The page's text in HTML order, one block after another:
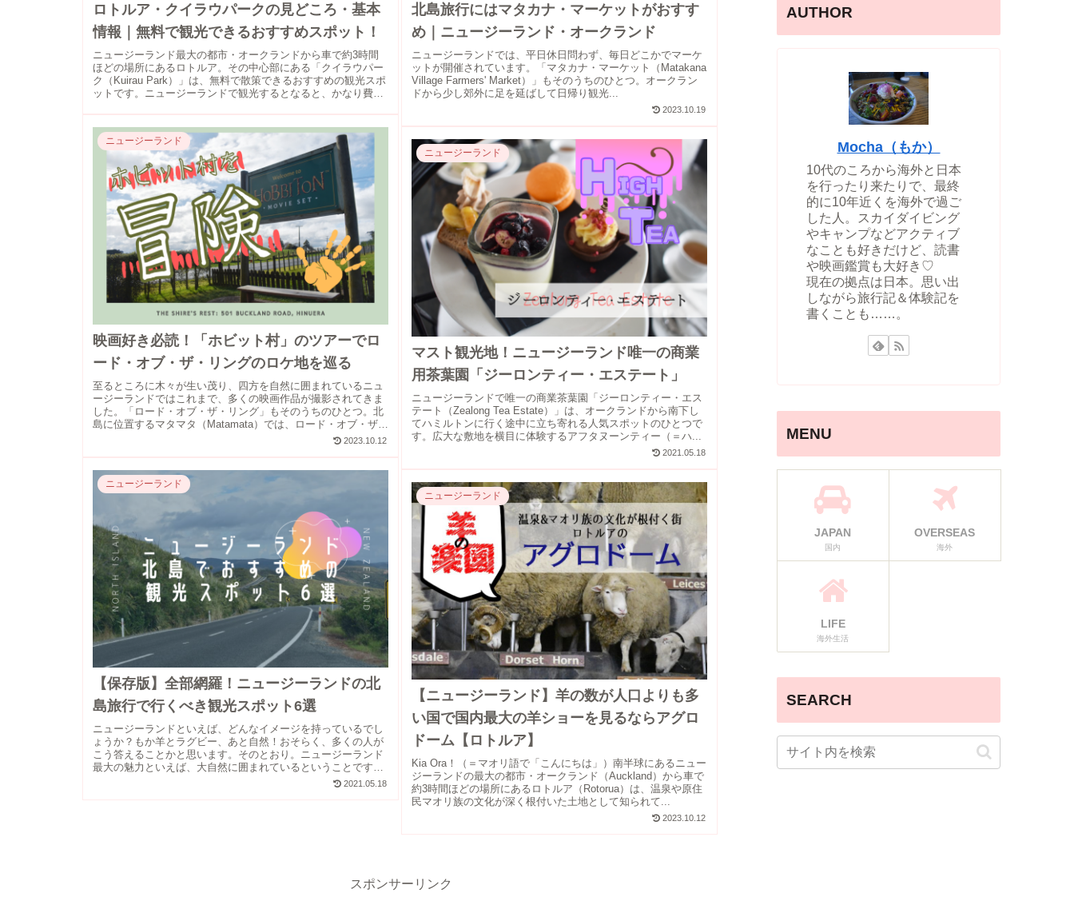
ロトルア・クイラウパークの見どころ・基本
情報｜無料で観光できるおすすめスポット！
ニュージーランド最大の都市・オークランドから車で約3時間
ほどの場所にあるロトルア。その中心部にある「クイラウパー
ク（Kuirau Park）」は、無料で散策できるおすすめの観光スポ
ットです。ニュージーランドで観光するとなると、かなり費用
北島旅行にはマタカナ・マーケットがおすす
め｜ニュージーランド・オークランド
ニュージーランドでは、平日休日問わず、毎日どこかでマーケ
ットが開催されています。「マタカナ・マーケット（Matakana
Village Farmers' Market）」もそのうちのひとつ。オークラン
ドから少し郊外に足を延ばして日帰り観光...
2023.10.19
ニュージーランド
映画好き必読！「ホビット村」のツアーでロ
ード・オブ・ザ・リングのロケ地を巡る
至るところに木々が生い茂り、四方を自然に囲まれているニュ
ージーランドではこれまで、多くの映画作品が撮影されてきま
した。「ロード・オブ・ザ・リング」もそのうちのひとつ。北
島に位置するマタマタ（Matamata）では、ロード・オブ・ザ・
2023.10.12
ニュージーランド
マスト観光地！ニュージーランド唯一の商業
用茶葉園「ジーロンティー・エステート」
ニュージーランドで唯一の商業茶葉園「ジーロンティー・エス
テート（Zealong Tea Estate）」は、オークランドから南下し
てハミルトンに行く途中に立ち寄れる人気スポットのひとつで
す。広大な敷地を横目に体験するアフタヌーンティー（＝ハ...
2021.05.18
ニュージーランド
【保存版】全部網羅！ニュージーランドの北
島旅行で行くべき観光スポット6選
ニュージーランドといえば、どんなイメージを持っているでし
ょうか？もか羊とラグビー、あと自然！おそらく、多くの人が
こう答えることかと思います。そのとおり。ニュージーランド
最大の魅力といえば、大自然に囲まれているということです。
2021.05.18
ニュージーランド
【ニュージーランド】羊の数が人口よりも多
い国で国内最大の羊ショーを見るならアグロ
ドーム【ロトルア】
Kia Ora！（＝マオリ語で「こんにちは」）南半球にあるニュー
ジーランドの最大の都市・オークランド（Auckland）から車で
約3時間ほどの場所にあるロトルア（Rotorua）は、温泉や原住
民マオリ族の文化が深く根付いた土地として知られて...
2023.10.12
スポンサーリンク
AUTHOR
Mocha（もか）
10代のころから海外と日本
を行ったり来たりで、最終
的に10年近くを海外で過ご
した人。スカイダイビング
やキャンプなどアクティブ
なことも好きだけど、読書
や映画鑑賞も大好き♡
現在の拠点は日本。思い出
しながら旅行記＆体験記を
書くことも……。
MENU
JAPAN
国内
OVERSEAS
海外
LIFE
海外生活
SEARCH